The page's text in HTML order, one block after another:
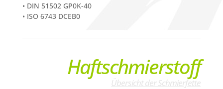
• DIN 51502 GP0K-40
• ISO 6743 DCEB0
Haftschmierstoff
Übersicht der Schmierfette